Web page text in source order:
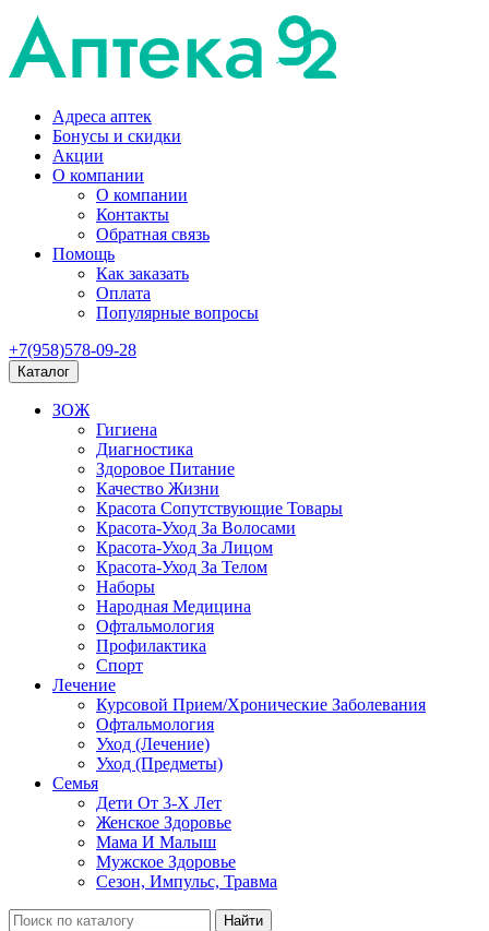
Адреса аптек
Бонусы и скидки
Акции
О компании
О компании
Контакты
Обратная связь
Помощь
Как заказать
Оплата
Популярные вопросы
+7(958)578-09-28
Каталог
ЗОЖ
Гигиена
Диагностика
Здоровое Питание
Качество Жизни
Красота Сопутствующие Товары
Красота-Уход За Волосами
Красота-Уход За Лицом
Красота-Уход За Телом
Наборы
Народная Медицина
Офтальмология
Профилактика
Спорт
Лечение
Курсовой Прием/Хронические Заболевания
Офтальмология
Уход (Лечение)
Уход (Предметы)
Семья
Дети От 3-Х Лет
Женское Здоровье
Мама И Малыш
Мужское Здоровье
Сезон, Импульс, Травма
Найти